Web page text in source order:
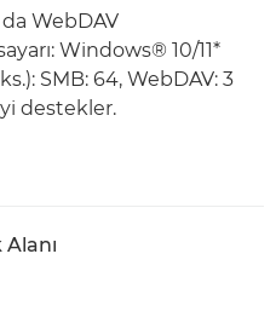
WebDAV
Windows® 10/11*
SMB: 64, WebDAV: 3
destekler.